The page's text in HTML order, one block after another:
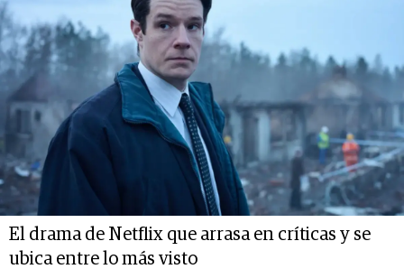
El drama de Netflix que arrasa en críticas y se
ubica entre lo más visto